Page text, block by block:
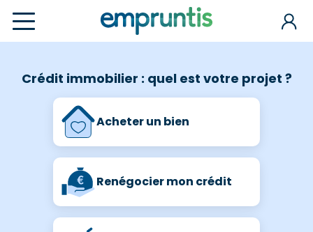
Crédit immobilier : quel est votre projet ?
Acheter un bien
Renégocier mon crédit